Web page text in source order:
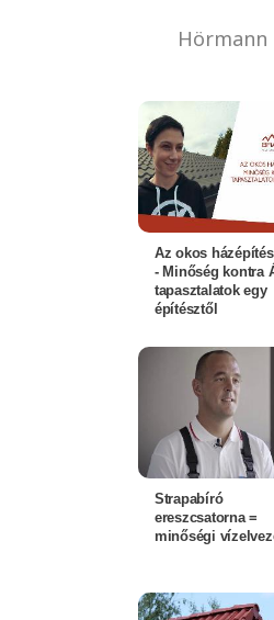
Hörmann
Az okos
- Minőség kontra
tapasztalatok egy
építésztől
Strapabíró
ereszcsatorna =
minőségi